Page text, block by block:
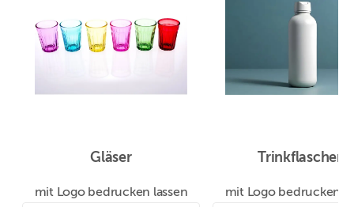
Gläser
mit Logo bedrucken lassen
Trinkflaschen
mit Logo bedrucken